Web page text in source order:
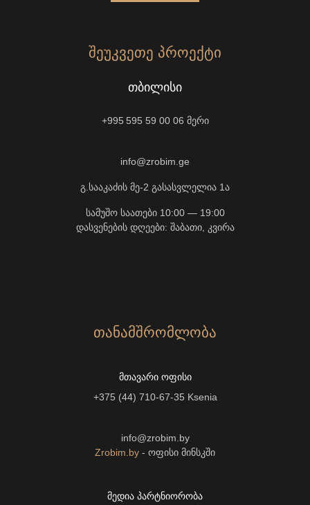
ᲨᲔᲣᲙᲕᲔᲗᲔ ᲞᲠᲝᲔᲥᲢᲘ
ᲗᲑᲘᲚᲘᲡᲘ
+995 595 59 00 06 მერი
info@zrobim.ge
გ.სააკაძის მე-2 გასასვლელია 1ა
სამუშო საათები 10:00 — 19:00
დასვენების დღეები: შაბათი, კვირა
ᲗᲐᲜᲐᲛᲨᲠᲝᲛᲚᲝᲑᲐ
ᲛᲗᲐᲕᲐᲠᲘ ᲝᲤᲘᲡᲘ
+375 (44) 710-67-35 Ksenia
info@zrobim.by
Zrobim.by - ოფისი მინსკში
ᲛᲔᲓᲘᲐ ᲞᲐᲠᲢᲜᲘᲝᲠᲝᲑᲐ